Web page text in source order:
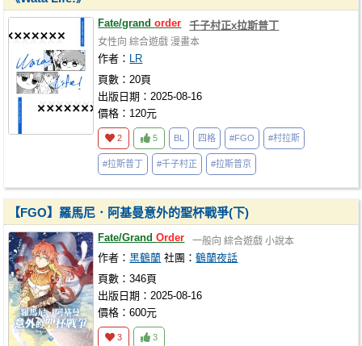
Fate/grandorder 千子村正x拉斯普丁
女性向 綜合遊戲 漫畫本
作者： LR
頁數：20頁
出版日期：2025-08-16
價格：120元
2 5 BL 四格 #FGO #村拉斯
#拉斯普丁 #千子村正 #拉斯普京
【FGO】羅馬尼．阿基曼意外的聖杯戰爭(下)
Fate/GrandOrder 一般向 綜合遊戲 小說本
作者：黑鶴蘭 社團：鶴蘭夜話
頁數：346頁
出版日期：2025-08-16
價格：600元
3 3